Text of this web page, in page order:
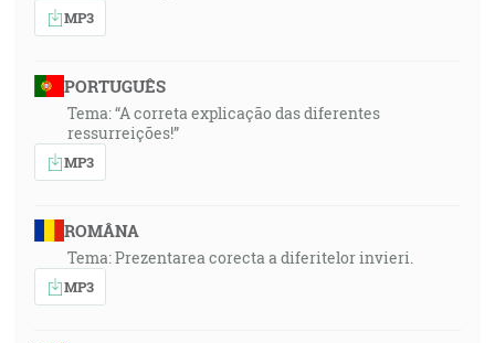
MP3
PORTUGUÊS
Tema: “A correta explicação das diferentes
ressurreições!”
MP3
ROMÂNA
Tema: Prezentarea corecta a diferitelor invieri.
MP3